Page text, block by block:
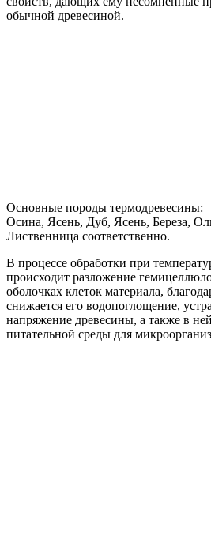
обычной древесиной.
Основные породы термодревесины:
Осина, Ясень, Дуб, Ясень, Береза,
Лиственница соответственно.
В процессе обработки при
происходит разложение
оболочках клеток материала,
снижается его водопоглощение,
напряжение древесины, а также в
питательной среды для